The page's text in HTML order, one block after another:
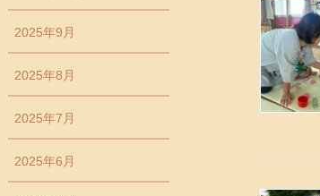
2025年9月
2025年8月
2025年7月
2025年6月